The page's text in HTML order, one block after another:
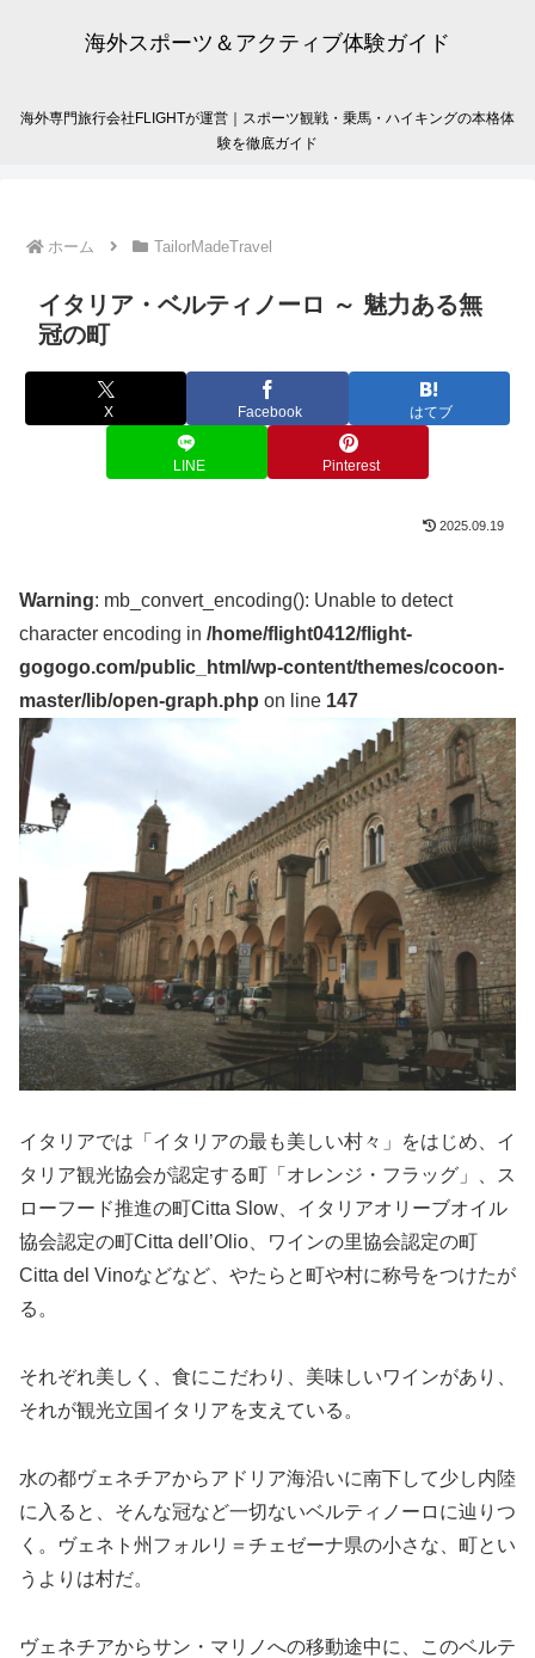
海外スポーツ＆アクティブ体験ガイド
海外専門旅行会社FLIGHTが運営｜スポーツ観戦・乗馬・ハイキングの本格体
験を徹底ガイド
ホーム TailorMadeTravel
イタリア・ベルティノーロ ～ 魅力ある無
冠の町
X Facebook はてブ
LINE Pinterest
2025.09.19
Warning: mb_convert_encoding(): Unable to detect
character encoding in /home/flight0412/flight-
gogogo.com/public_html/wp-content/themes/cocoon-
master/lib/open-graph.php on line 147
イタリアでは「イタリアの最も美しい村々」をはじめ、イ
タリア観光協会が認定する町「オレンジ・フラッグ」、ス
ローフード推進の町Citta Slow、イタリアオリーブオイル
協会認定の町Citta dell’Olio、ワインの里協会認定の町
Citta del Vinoなどなど、やたらと町や村に称号をつけたが
る。
それぞれ美しく、食にこだわり、美味しいワインがあり、
それが観光立国イタリアを支えている。
水の都ヴェネチアからアドリア海沿いに南下して少し内陸
に入ると、そんな冠など一切ないベルティノーロに辿りつ
く。ヴェネト州フォルリ＝チェゼーナ県の小さな、町とい
うよりは村だ。
ヴェネチアからサン・マリノへの移動途中に、このベルテ